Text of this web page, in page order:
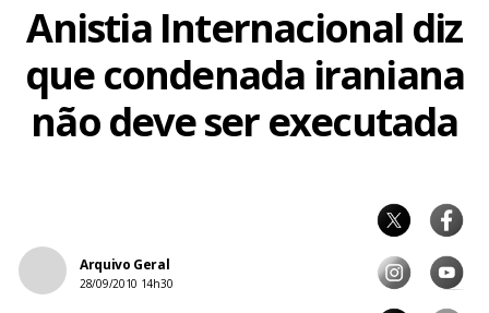
Anistia Internacional diz
que condenada iraniana
não deve ser executada
Arquivo Geral
28/09/2010 14h30